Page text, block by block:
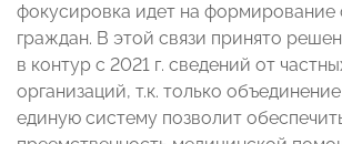
фокусировка идет на формирование
граждан. В этой связи принято
в контур с 2021 г. сведений от
организаций, т.к. только
единую систему позволит